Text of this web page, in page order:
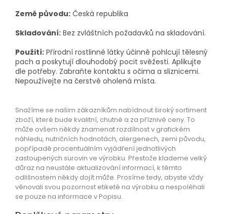
Země původu: Česká republika
Skladování: Bez zvláštních požadavků na skladování.
Použití: Přírodní rostlinné látky účinně pohlcují tělesný
pach a poskytují dlouhodobý pocit svěžesti. Aplikujte
dle potřeby. Zabraňte kontaktu s očima a sliznicemi.
Nepoužívejte na čerstvě oholená místa.
Snažíme se našim zákazníkům nabídnout široký sortiment
zboží, které bude kvalitní, chutné a za příznivé ceny. To
může ovšem někdy znamenat rozdílnost v grafickém
náhledu, nutričních hodnotách, alergenech, zemi původu,
popřípadě procentuálním vyjádření jednotlivých
zastoupených surovin ve výrobku. Přestože klademe velký
důraz na neustále aktualizování informací, k těmto
odlišnostem někdy dojít může. Prosíme tedy, abyste vždy
věnovali svou pozornost etiketě na výrobku a nespoléhali
se pouze na informace v Popisu.